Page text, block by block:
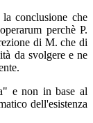
conclusione che
perchè P.
di M. che di
da svolgere e ne
e non in base al
dell'esistenza